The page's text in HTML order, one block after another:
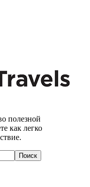
полезной
как легко